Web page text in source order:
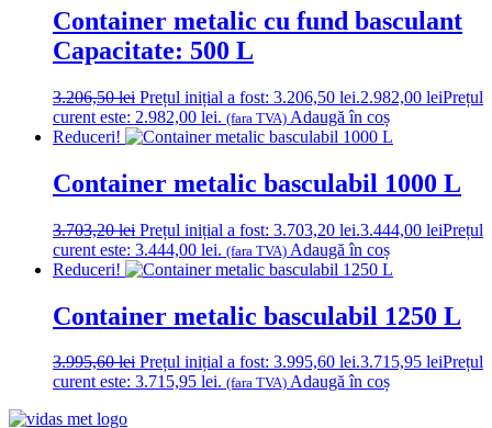
Container metalic cu fund basculant
Capacitate: 500 L
3.206,50lei Prețul inițial a fost: 3.206,50 lei.2.982,00 leiPrețul
curent este: 2.982,00 lei. (fara TVA) Adaugă în coș
Reduceri!
Container metalic basculabil 1000 L
3.703,20lei Prețul inițial a fost: 3.703,20 lei.3.444,00 leiPrețul
curent este: 3.444,00 lei. (fara TVA) Adaugă în coș
Reduceri!
Container metalic basculabil 1250 L
3.995,60lei Prețul inițial a fost: 3.995,60 lei.3.715,95 leiPrețul
curent este: 3.715,95 lei. (fara TVA) Adaugă în coș